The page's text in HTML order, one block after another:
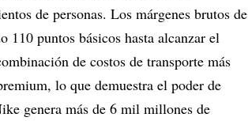
de personas. Los márgenes brutos de
110 puntos básicos hasta alcanzar el
de costos de transporte más
lo que demuestra el poder de
genera más de 6 mil millones de